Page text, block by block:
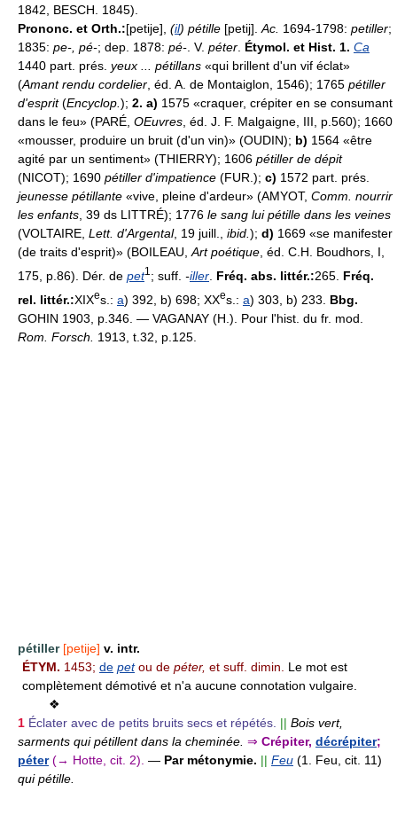
1842, BESCH. 1845).
Prononc. et Orth.:[petije], (il) pétille [petij].Ac. 1694-1798: petiller;
1835: pe-, pé-; dep. 1878: pé-. V. péter. Étymol. et Hist. 1. Ca
1440 part. prés. yeux ... pétillans «qui brillent d'un vif éclat»
(Amant rendu cordelier, éd. A. de Montaiglon, 1546); 1765 pétiller
d'esprit(Encyclop.); 2. a) 1575 «craquer, crépiter en se consumant
dans le feu» (PARÉ, OEuvres, éd. J. F. Malgaigne, III, p.560); 1660
«mousser, produire un bruit (d'un vin)» (OUDIN); b) 1564 «être
agité par un sentiment» (THIERRY); 1606 pétiller de dépit
(NICOT); 1690 pétiller d'impatience (FUR.); c) 1572 part. prés.
jeunesse pétillante «vive, pleine d'ardeur» (AMYOT, Comm. nourrir
les enfants, 39 ds LITTRÉ); 1776 le sang lui pétille dans les veines
(VOLTAIRE, Lett. d'Argental, 19 juill., ibid.); d) 1669 «se manifester
(de traits d'esprit)» (BOILEAU,Art poétique, éd. C.H. Boudhors, I,
175, p.86). Dér. de pet1 ; suff. -iller Fréq. abs. littér.:265. Fréq.
rel. littér.:XIXes.: a) 392, b) 698; XXes.: a) 303, b) 233. Bbg.
GOHIN 1903, p.346. — VAGANAY (H.). Pour l'hist. du fr. mod.
Rom. Forsch.
1913, t.32, p.125.
pétiller [petije] v. intr.
ÉTYM. 1453; de petou de péter, et suff. dimin.
Le mot est
complètement démotivé et n'a aucune connotation vulgaire.
❖
1 Éclater avec de petits bruits secs et répétés. || Bois vert,
sarments qui pétillent dans la cheminée. ⇒ Crépiter, décrépiter;
péter (→ Hotte, cit. 2). — Par métonymie. || Feu (1. Feu, cit. 11)
qui pétille.